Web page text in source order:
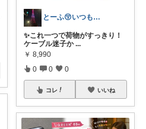
とーふ😚いつもご購入感謝です🙇
✨これ一つで荷物がすっきり！
ケーブル迷子か ...
￥ 8,990
0 0 0
コレ いいね